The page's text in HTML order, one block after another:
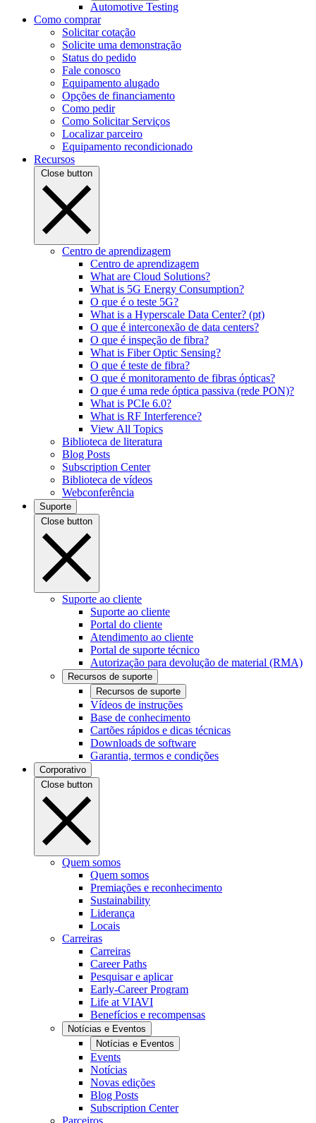
Automotive Testing
Como comprar
Solicitar cotação
Solicite uma demonstração
Status do pedido
Fale conosco
Equipamento alugado
Opções de financiamento
Como pedir
Como Solicitar Serviços
Localizar parceiro
Equipamento recondicionado
Recursos
Close button
Centro de aprendizagem
Centro de aprendizagem
What are Cloud Solutions?
What is 5G Energy Consumption?
O que é o teste 5G?
What is a Hyperscale Data Center? (pt)
O que é interconexão de data centers?
O que é inspeção de fibra?
What is Fiber Optic Sensing?
O que é teste de fibra?
O que é monitoramento de fibras ópticas?
O que é uma rede óptica passiva (rede PON)?
What is PCIe 6.0?
What is RF Interference?
View All Topics
Biblioteca de literatura
Blog Posts
Subscription Center
Biblioteca de vídeos
Webconferência
Suporte
Close button
Suporte ao cliente
Suporte ao cliente
Portal do cliente
Atendimento ao cliente
Portal de suporte técnico
Autorização para devolução de material (RMA)
Recursos de suporte
Recursos de suporte
Vídeos de instruções
Base de conhecimento
Cartões rápidos e dicas técnicas
Downloads de software
Garantia, termos e condições
Corporativo
Close button
Quem somos
Quem somos
Premiações e reconhecimento
Sustainability
Liderança
Locais
Carreiras
Carreiras
Career Paths
Pesquisar e aplicar
Early-Career Program
Life at VIAVI
Benefícios e recompensas
Notícias e Eventos
Notícias e Eventos
Events
Notícias
Novas edições
Blog Posts
Subscription Center